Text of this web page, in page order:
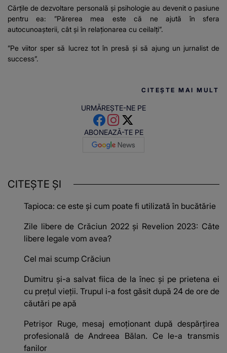
Cărțile de dezvoltare personală și psihologie au devenit o pasiune
pentru ea: ”Părerea mea este că ne ajută în sfera
autocunoașterii, cât și în relaționarea cu ceilalți”.
”Pe viitor sper să lucrez tot în presă și să ajung un jurnalist de
success”.
CITEȘTE MAI MULT
URMĂREȘTE-NE PE
ABONEAZĂ-TE PE
CITEȘTE ȘI
Tapioca: ce este și cum poate fi utilizată în bucătărie
Zile libere de Crăciun 2022 și Revelion 2023: Câte
libere legale vom avea?
Cel mai scump Crăciun
Dumitru și-a salvat fiica de la înec și pe prietena ei
cu prețul vieții. Trupul i-a fost găsit după 24 de ore de
căutări pe apă
Petrișor Ruge, mesaj emoționant după despărțirea
profesională de Andreea Bălan. Ce le-a transmis
fanilor